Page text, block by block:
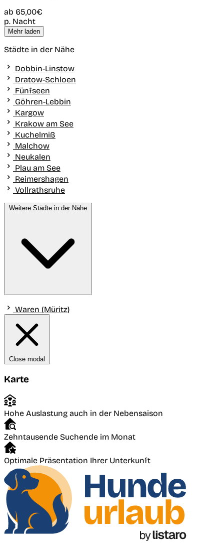
ab 65,00€
p. Nacht
Mehr laden
Städte in der Nähe
Dobbin-Linstow
Dratow-Schloen
Fünfseen
Göhren-Lebbin
Kargow
Krakow am See
Kuchelmiß
Malchow
Neukalen
Plau am See
Reimershagen
Vollrathsruhe
Weitere Städte in der Nähe
Waren (Müritz)
Close modal
Karte
Hohe Auslastung auch in der Nebensaison
Zehntausende Suchende im Monat
Optimale Präsentation Ihrer Unterkunft